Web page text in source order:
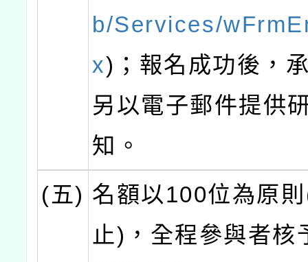
b/Services/
x)；報名成功後，
另以電子郵件提供
知。
(五) 名額以100位為原
止)，全程參與者核